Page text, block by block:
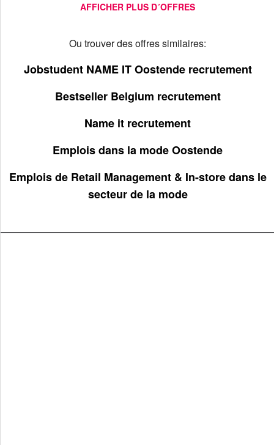
AFFICHER PLUS D´OFFRES
Ou trouver des offres similaires:
Jobstudent NAME IT Oostende recrutement
Bestseller Belgium recrutement
Name it recrutement
Emplois dans la mode Oostende
Emplois de Retail Management & In-store dans le
secteur de la mode